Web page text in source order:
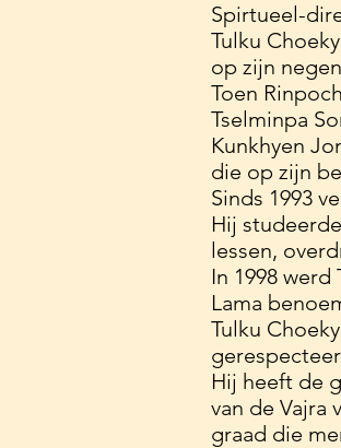
Spirtueel-
Tulku
op zijn
Toen
Tselminpa
Kunkhyen
die op zijn
Sinds 1993
Hij
lessen,
In 1998
Lama
Tulku
Hij heeft de
van de Vajra
graad die